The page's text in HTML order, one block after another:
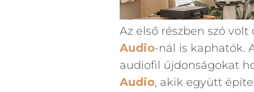
Az első részben szó
Audio-nál is kaphatók.
audiofil újdonságokat
Audio, akik együtt